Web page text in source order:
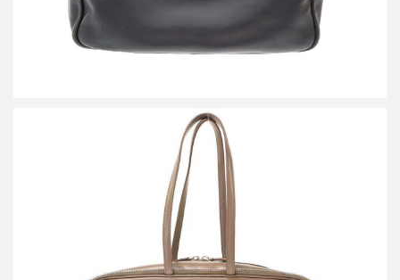
ミナペルホネン×ポーター by SPOLOGUM siemen bag ペイントレ
ザーバッグ